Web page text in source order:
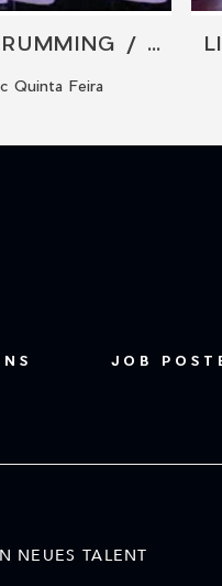
INTERACTIVE DRUMMING / TROMMELWORKSHOP
Quinta Feira
JOB
NEUES TALENT